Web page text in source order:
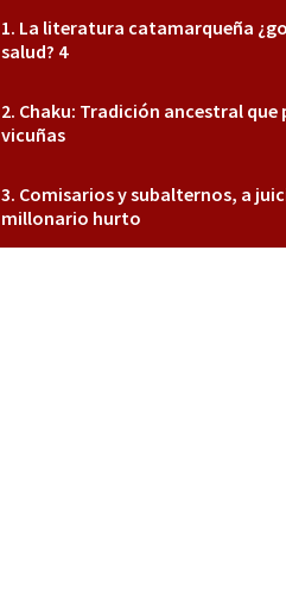
La literatura catamarqueña
salud? 4
Chaku: Tradición ancestral que
vicuñas
Comisarios y subalternos, a
millonario hurto